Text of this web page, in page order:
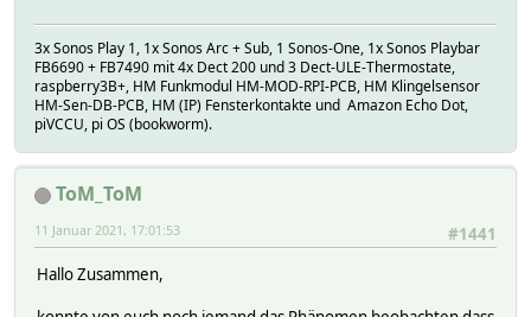
3x Sonos Play 1, 1x Sonos Arc + Sub, 1 Sonos-One, 1x Sonos Playbar
FB6690 + FB7490 mit 4x Dect 200 und 3 Dect-ULE-Thermostate,
raspberry3B+, HM Funkmodul HM-MOD-RPI-PCB, HM Klingelsensor
HM-Sen-DB-PCB, HM (IP) Fensterkontakte und Amazon Echo Dot,
piVCCU, pi OS (bookworm).
ToM_ToM
#1441
11 Januar 2021, 17:01:53
Hallo Zusammen,